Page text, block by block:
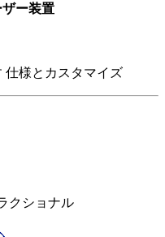
ー装置
仕様とカスタマイズ
クショナル